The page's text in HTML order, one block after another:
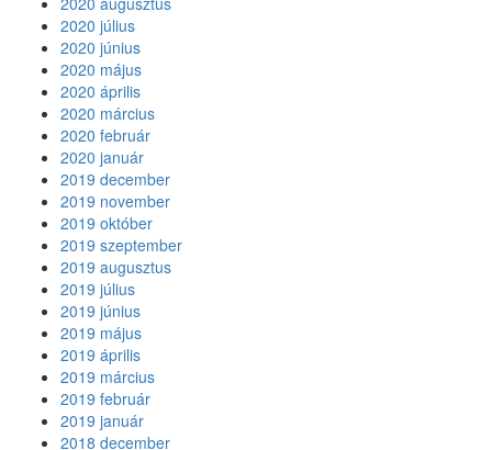
2020 július
2020 június
2020 május
2020 április
2020 március
2020 február
2020 január
2019 december
2019 november
2019 október
2019 szeptember
2019 augusztus
2019 július
2019 június
2019 május
2019 április
2019 március
2019 február
2019 január
2018 december